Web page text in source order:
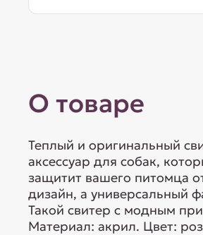
О товаре
Теплый и оригинальный
аксессуар для собак,
защитит вашего питомца
дизайн, а универсальный
Такой свитер с модным
Материал: акрил. Цвет: